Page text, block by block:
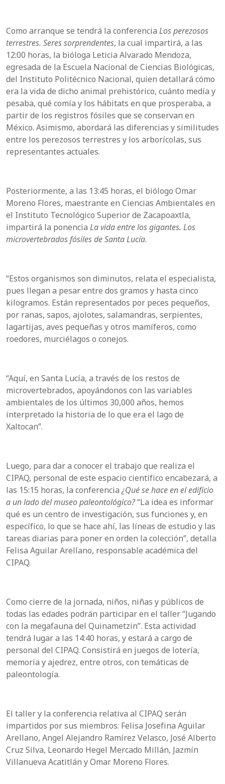
Como arranque se tendrá la conferencia Los perezosos
terrestres. Seres sorprendentes, la cual impartirá, a las
12:00 horas, la bióloga Leticia Alvarado Mendoza,
egresada de la Escuela Nacional de Ciencias Biológicas,
del Instituto Politécnico Nacional, quien detallará cómo
era la vida de dicho animal prehistórico, cuánto medía y
pesaba, qué comía y los hábitats en que prosperaba, a
partir de los registros fósiles que se conservan en
México. Asimismo, abordará las diferencias y similitudes
entre los perezosos terrestres y los arborícolas, sus
representantes actuales.
Posteriormente, a las 13:45 horas, el biólogo Omar
Moreno Flores, maestrante en Ciencias Ambientales en
el Instituto Tecnológico Superior de Zacapoaxtla,
impartirá la ponencia La vida entre los gigantes. Los
microvertebrados fósiles de Santa Lucía.
“Estos organismos son diminutos, relata el especialista,
pues llegan a pesar entre dos gramos y hasta cinco
kilogramos. Están representados por peces pequeños,
por ranas, sapos, ajolotes, salamandras, serpientes,
lagartijas, aves pequeñas y otros mamíferos, como
roedores, murciélagos o conejos.
“Aquí, en Santa Lucía, a través de los restos de
microvertebrados, apoyándonos con las variables
ambientales de los últimos 30,000 años, hemos
interpretado la historia de lo que era el lago de
Xaltocan”.
Luego, para dar a conocer el trabajo que realiza el
CIPAQ, personal de este espacio científico encabezará, a
las 15:15 horas, la conferencia ¿Qué se hace en el edificio
a un lado del museo paleontológico?“La idea es informar
qué es un centro de investigación, sus funciones y, en
específico, lo que se hace ahí, las líneas de estudio y las
tareas diarias para poner en orden la colección”, detalla
Felisa Aguilar Arellano, responsable académica del
CIPAQ.
Como cierre de la jornada, niños, niñas y públicos de
todas las edades podrán participar en el taller “Jugando
con la megafauna del Quinametzin”. Esta actividad
tendrá lugar a las 14:40 horas, y estará a cargo de
personal del CIPAQ. Consistirá en juegos de lotería,
memoria y ajedrez, entre otros, con temáticas de
paleontología.
El taller y la conferencia relativa al CIPAQ serán
impartidos por sus miembros: Felisa Josefina Aguilar
Arellano, Angel Alejandro Ramírez Velasco, José Alberto
Cruz Silva, Leonardo Hegel Mercado Millán, Jazmín
Villanueva Acatitlán y Omar Moreno Flores.